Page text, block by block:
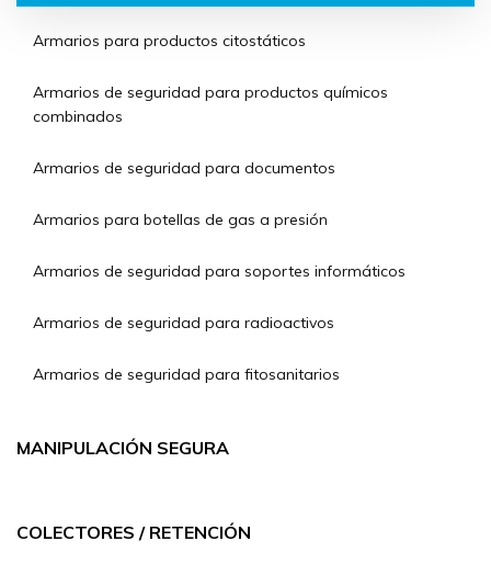
Armarios para productos citostáticos
Armarios de seguridad para productos químicos
combinados
Armarios de seguridad para documentos
Armarios para botellas de gas a presión
Armarios de seguridad para soportes informáticos
Armarios de seguridad para radioactivos
Armarios de seguridad para fitosanitarios
MANIPULACIÓN SEGURA
COLECTORES / RETENCIÓN